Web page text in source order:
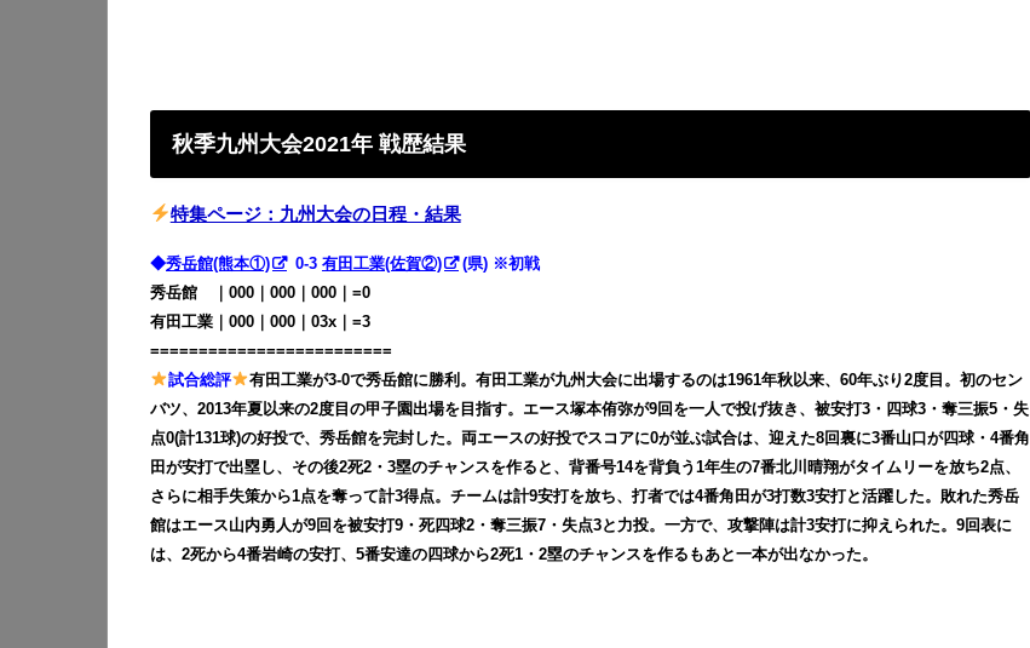
秋季九州大会2021年 戦歴結果
特集ページ：九州大会の日程・結果
◆秀岳館(熊本①) 0-3 有田工業(佐賀②)
(県) ※初戦
秀岳館
｜000｜000｜000｜=0
有田工業｜000｜000｜03x｜=3
=========================
試合総評
有田工業が3-0で秀岳館に勝利。有田工業が九州大会に出場するのは1961年秋以来、60年ぶり2度目。初のセン
バツ、2013年夏以来の2度目の甲子園出場を目指す。エース塚本侑弥が9回を一人で投げ抜き、被安打3・四球3・奪三振5・失
点0(計131球)の好投で、秀岳館を完封した。両エースの好投でスコアに0が並ぶ試合は、迎えた8回裏に3番山口が四球・4番角
田が安打で出塁し、その後2死2・3塁のチャンスを作ると、背番号14を背負う1年生の7番北川晴翔がタイムリーを放ち2点、
さらに相手失策から1点を奪って計3得点。チームは計9安打を放ち、打者では4番角田が3打数3安打と活躍した。敗れた秀岳
館はエース山内勇人が9回を被安打9・死四球2・奪三振7・失点3と力投。一方で、攻撃陣は計3安打に抑えられた。9回表に
は、2死から4番岩崎の安打、5番安達の四球から2死1・2塁のチャンスを作るもあと一本が出なかった。